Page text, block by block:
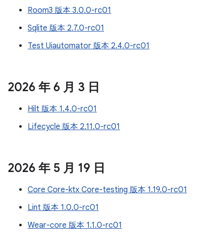
Room3 版本 3.0.0-rc01
Sqlite 版本 2.7.0-rc01
Test Uiautomator 版本 2.4.0-rc01
2026 年 6 月 3 日
Hilt 版本 1.4.0-rc01
Lifecycle 版本 2.11.0-rc01
2026 年 5 月 19 日
Core Core-ktx Core-testing 版本 1.19.0-rc01
Lint 版本 1.0.0-rc01
Wear-core 版本 1.1.0-rc01